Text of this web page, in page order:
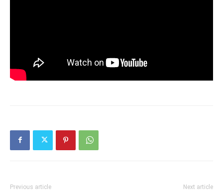
Previous article Next article